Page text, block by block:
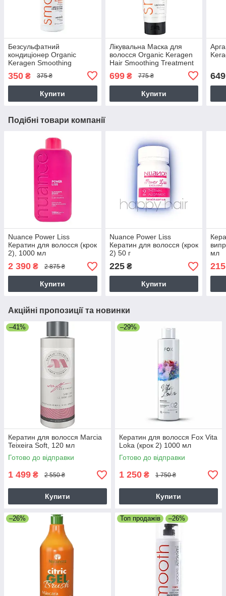
Безсульфатний
кондиціонер Organic
Keragen Smoothing
Conditioner з кератином,
250 г (розлив)
350 ₴ 375 ₴
Купити
Лікувальна Маска для
волосся Organic Keragen
Hair Smoothing Treatment
699₴ 775 ₴
Купити
649
Подібні товари компанії
Nuance Power Liss
Кератин для волосся (крок
2), 1000 мл
2 390 ₴ 2 875 ₴
Купити
Nuance Power Liss
Кератин для волосся (крок
2) 50 г
225₴
Купити
мл
215
Акційні пропозиції та новинки
–41%
Кератин для волосся Marcia
Teixeira Soft, 120 мл
Готово до відправки
1 499 ₴ 2 550 ₴
Купити
–29%
Кератин для волосся Fox Vita
Loka (крок 2) 1000 мл
Готово до відправки
1 250 ₴ 1 750 ₴
Купити
–26% Топ продажів –26%